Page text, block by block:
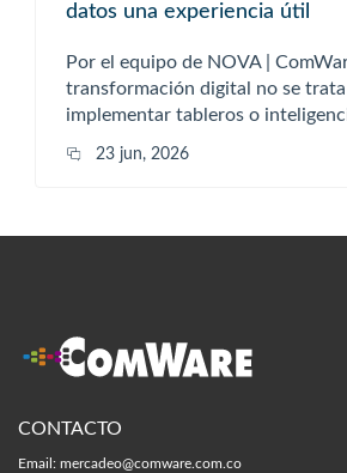
datos una experiencia útil
Por el equipo de NOVA |
transformación digital no se
implementar tableros o
23 jun, 2026
CONTACTO
Email: mercadeo@comware.com.co